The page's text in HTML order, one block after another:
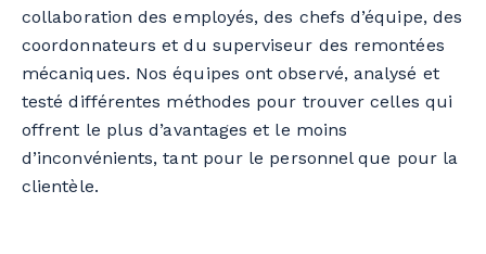
collaboration des employés, des chefs d’équipe, des
coordonnateurs et du superviseur des remontées
mécaniques. Nos équipes ont observé, analysé et
testé différentes méthodes pour trouver celles qui
offrent le plus d’avantages et le moins
d’inconvénients, tant pour le personnel que pour la
clientèle.